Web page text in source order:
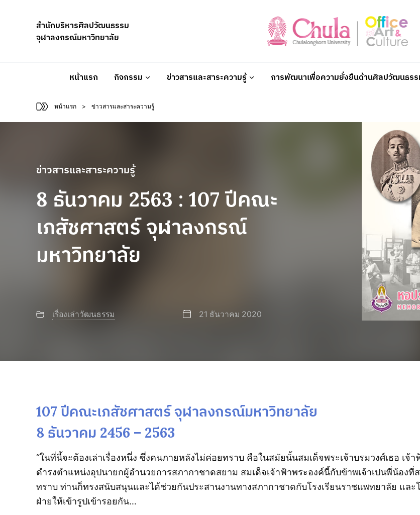
สำนักบริหารศิลปวัฒนธรรม
จุฬาลงกรณ์มหาวิทยาลัย
หน้าแรก กิจกรรม ข่าวสารและสาระความรู้ การพัฒนาเพื่อความยั่งยืนด้านศิลปวัฒนธรร
หน้าแรก > ข่าวสารและสาระความรู้
ข่าวสารและสาระความรู้
8 ธันวาคม 2563 : 107 ปีคณะ
เภสัชศาสตร์ จุฬาลงกรณ์
มหาวิทยาลัย
เรื่องเล่าวัฒนธรรม 21 ธันวาคม 2020
107 ปีคณะเภสัชศาสตร์ จุฬาลงกรณ์มหาวิทยาลัย
8 ธันวาคม 2456 – 2563
“ในที่นี้จะต้องเล่าเรื่องหนึ่ง ซึ่งคนภายหลังไม่ค่อยทราบ คือในสมัยนั้นสมเด็จพระเจ้าบรมวงศ์เธอ เ
ดำรงตำแหน่งอุปนายกผู้อำนวยการสภากาชาดสยาม สมเด็จเจ้าฟ้าพระองค์นี้กับข้าพเจ้าเปนพี่น้อง
ทราบ ท่านก็ทรงสนับสนุนและได้ช่วยกันประสานงานทางสภากาชาดกับโรงเรียนราชแพทยาลัย และ
ฝ่ายให้เข้ารูปเข้ารอยกัน…